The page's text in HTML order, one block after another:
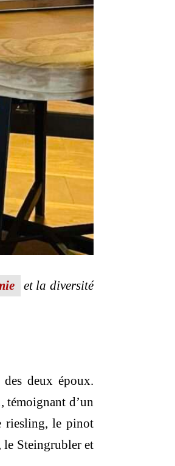
et la diversité
deux époux.
témoignant d’un
riesling, le pinot
le Steingrubler et